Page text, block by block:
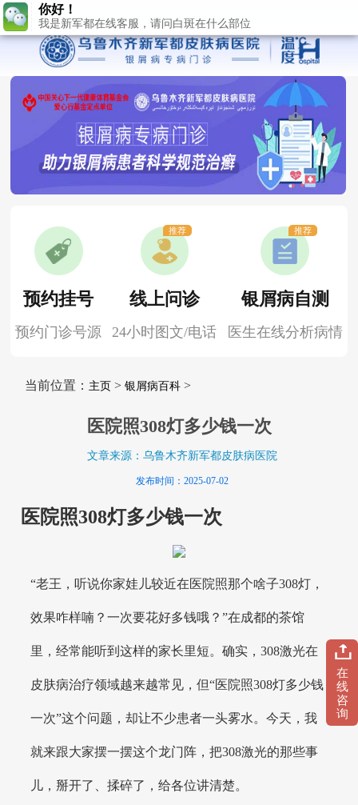
预约挂号
预约门诊号源
线上问诊
24小时图文/电话
推荐
银屑病自测
医生在线分析病情
推荐
当前位置： 主页> 银屑病百科>
医院照308灯多少钱一次
文章来源：乌鲁木齐新军都皮肤病医院
发布时间：2025-07-02
医院照308灯多少钱一次
“老王，听说你家娃儿较近在医院照那个啥子308灯，
效果咋样喃？一次要花好多钱哦？”在成都的茶馆
里，经常能听到这样的家长里短。确实，308激光在
皮肤病治疗领域越来越常见，但“医院照308灯多少钱
一次”这个问题，却让不少患者一头雾水。今天，我
就来跟大家摆一摆这个龙门阵，把308激光的那些事
儿，掰开了、揉碎了，给各位讲清楚。
在
线
咨
询